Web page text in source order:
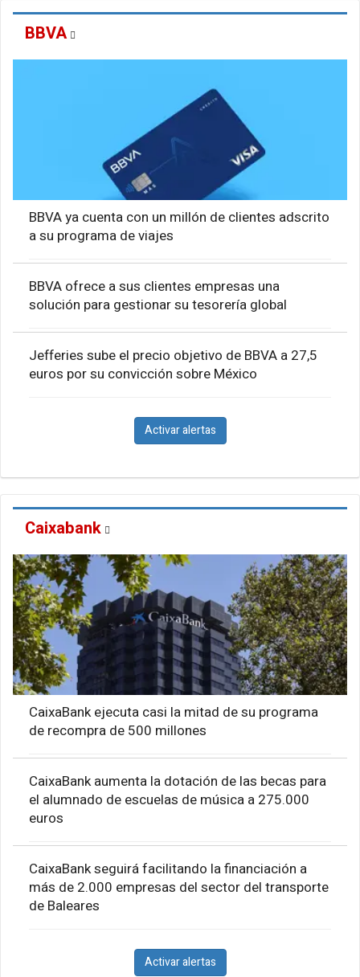
BBVA
BBVA ya cuenta con un millón de clientes adscrito
a su programa de viajes
BBVA ofrece a sus clientes empresas una
solución para gestionar su tesorería global
Jefferies sube el precio objetivo de BBVA a 27,5
euros por su convicción sobre México
Activar alertas
Caixabank
CaixaBank ejecuta casi la mitad de su programa
de recompra de 500 millones
CaixaBank aumenta la dotación de las becas para
el alumnado de escuelas de música a 275.000
euros
CaixaBank seguirá facilitando la financiación a
más de 2.000 empresas del sector del transporte
de Baleares
Activar alertas